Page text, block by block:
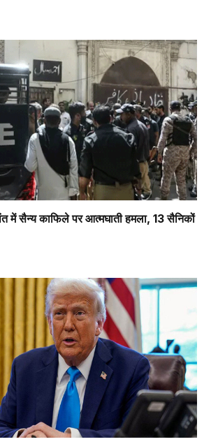
में सैन्य काफिले पर आत्मघाती हमला, 13 सैनिकों